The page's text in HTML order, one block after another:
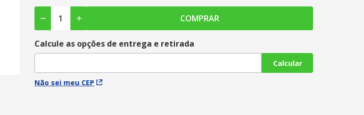
COMPRAR
Calcule as opções de entrega e retirada
Calcular
Não sei meu CEP